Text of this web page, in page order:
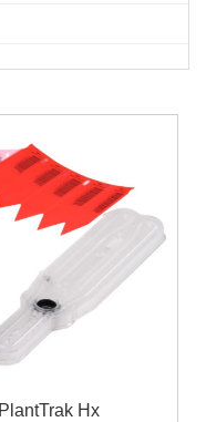
Hx